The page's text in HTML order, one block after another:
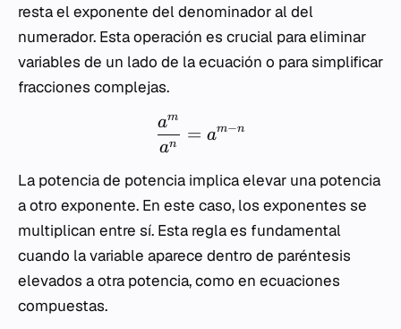
resta el exponente del denominador al del
numerador. Esta operación es crucial para eliminar
variables de un lado de la ecuación o para simplificar
fracciones complejas.
an
am
= am−n
La potencia de potencia implica elevar una potencia
a otro exponente. En este caso, los exponentes se
multiplican entre sí. Esta regla es fundamental
cuando la variable aparece dentro de paréntesis
elevados a otra potencia, como en ecuaciones
compuestas.